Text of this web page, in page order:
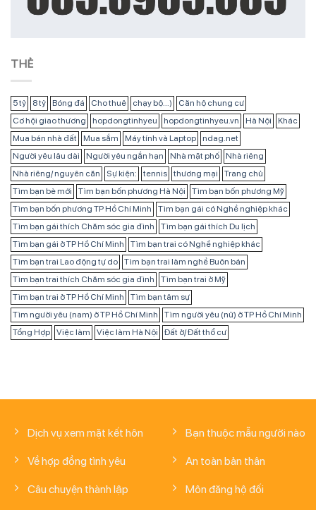
THẺ
5 tỷ 8 tỷ Bóng đá Cho thuê chạy bộ...)
Căn hộ chung cư
Cơ hội giao thương
hopdongtinhyeu hopdongtinhyeu.vn Hà Nội
Khác
Mua bán nhà đất
Mua sắm Máy tính và Laptop
ndag.net
Người yêu lâu dài
Người yêu ngắn hạn Nhà mặt phố
Nhà riêng
Nhà riêng/ nguyên căn
Sự kiện: tennis thương mại
Trang chủ
Tìm bạn bè mới
Tìm bạn bốn phương Hà Nội
Tìm bạn bốn phương Mỹ
Tìm bạn bốn phương TP Hồ Chí Minh
Tìm bạn gái có Nghề nghiệp khác
Tìm bạn gái thích Chăm sóc gia đình
Tìm bạn gái thích Du lịch
Tìm bạn gái ở TP Hồ Chí Minh
Tìm bạn trai có Nghề nghiệp khác
Tìm bạn trai Lao động tự do
Tìm bạn trai làm nghề Buôn bán
Tìm bạn trai thích Chăm sóc gia đình
Tìm bạn trai ở Mỹ
Tìm bạn trai ở TP Hồ Chí Minh
Tìm bạn tâm sự
Tìm người yêu (nam) ở TP Hồ Chí Minh
Tìm người yêu (nữ) ở TP Hồ Chí Minh
Tổng Hợp
Việc làm Việc làm Hà Nội Đất ở/ Đất thổ cư
Dịch vụ xem mặt kết hôn
Về hợp đồng tình yêu
Câu chuyện thành lập
Bạn thuộc mẫu người nào
An toàn bản thân
Môn đăng hộ đối